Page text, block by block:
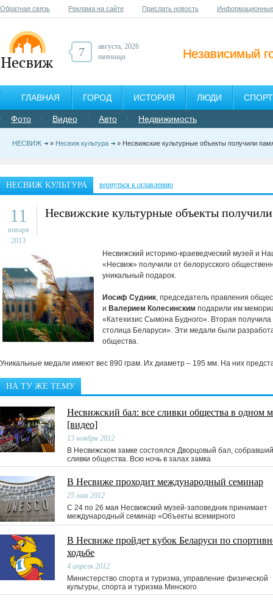
Обратная связь Реклама на сайте Прислать новость
Независимый
7
августа, 2026
пятница
ГЛАВНАЯ ГОРОД ИСТОРИЯ ЛЮДИ СПОРТ
Фото Видео Авто Недвижимость
НЕСВИЖ » Несвиж культура » Несвижские культурные объекты получили
НЕСВИЖ КУЛЬТУРА вернуться к оглавлению
11
января
2013
Несвижские культурные объекты
Несвижский историко-краеведческий музей и
«Несвиж» получили от белорусского
уникальный подарок.
Иосиф Судник, председатель правления
и Валерием Колесинским подарили им
«Катехизис Сымона Будного». Вторая
столица Беларуси». Эти медали были
общества.
Уникальные медали имеют вес 890 грам. Их диаметр – 195 мм. На них
НА ТУ ЖЕ ТЕМУ
Несвижский бал: все сливки общества в одном
[видео]
13 ноября 2012
В Несвижском замке состоялся Дворцовый бал,
сливки общества. Всю ночь в залах замка
В Несвиже проходит международный семинар
25 мая 2012
С 24 по 26 мая Несвижский музей-заповедник принимает
международный семинар «Объекты всемирного
В Несвиже пройдет кубок Беларуси по
ходьбе
4 апреля 2012
Министерство спорта и туризма, управление физической
культуры, спорта и туризма Минского